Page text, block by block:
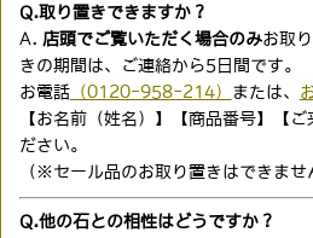
Q.取り置きできますか？
A. 店頭でご覧いただく場合のみお取
きの期間は、ご連絡から5日間です。
お電話（0120-958-214） または、
【お名前（姓名）】【商品番号】【
ださい。
（※セール品のお取り置きはできませ
Q.他の石との相性はどうですか？